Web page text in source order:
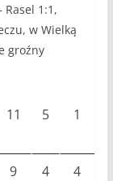
Rasel 1:1,
w Wielką
groźny
11 5 1
9 4 4